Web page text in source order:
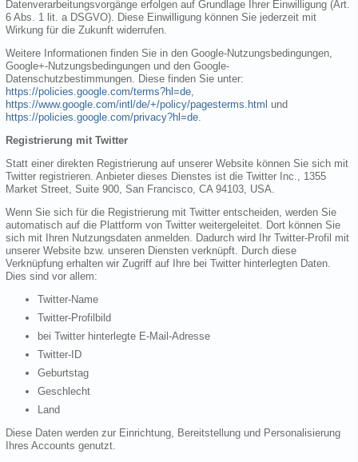
Datenverarbeitungsvorgänge erfolgen auf Grundlage Ihrer Einwilligung (Art.
6 Abs. 1 lit. a DSGVO). Diese Einwilligung können Sie jederzeit mit
Wirkung für die Zukunft widerrufen.
Weitere Informationen finden Sie in den Google-Nutzungsbedingungen,
Google+-Nutzungsbedingungen und den Google-
Datenschutzbestimmungen. Diese finden Sie unter:
https://policies.google.com/terms?hl=de,
https://www.google.com/intl/de/+/policy/pagesterms.html und
https://policies.google.com/privacy?hl=de.
Registrierung mit Twitter
Statt einer direkten Registrierung auf unserer Website können Sie sich mit
Twitter registrieren. Anbieter dieses Dienstes ist die Twitter Inc., 1355
Market Street, Suite 900, San Francisco, CA 94103, USA.
Wenn Sie sich für die Registrierung mit Twitter entscheiden, werden Sie
automatisch auf die Plattform von Twitter weitergeleitet. Dort können Sie
sich mit Ihren Nutzungsdaten anmelden. Dadurch wird Ihr Twitter-Profil mit
unserer Website bzw. unseren Diensten verknüpft. Durch diese
Verknüpfung erhalten wir Zugriff auf Ihre bei Twitter hinterlegten Daten.
Dies sind vor allem:
Twitter-Name
Twitter-Profilbild
bei Twitter hinterlegte E-Mail-Adresse
Twitter-ID
Geburtstag
Geschlecht
Land
Diese Daten werden zur Einrichtung, Bereitstellung und Personalisierung
Ihres Accounts genutzt.